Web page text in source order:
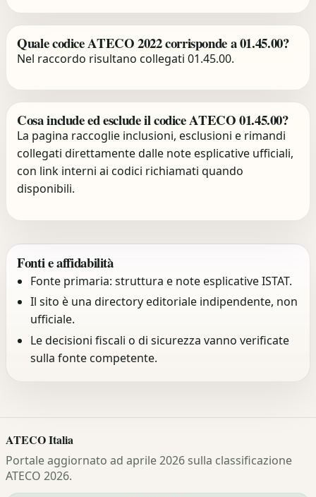
Quale codice ATECO 2022 corrisponde a 01.45.00?
Nel raccordo risultano collegati 01.45.00.
Cosa include ed esclude il codice ATECO 01.45.00?
La pagina raccoglie inclusioni, esclusioni e rimandi
collegati direttamente dalle note esplicative ufficiali,
con link interni ai codici richiamati quando
disponibili.
Fonti e affidabilità
Fonte primaria: struttura e note esplicative ISTAT.
Il sito è una directory editoriale indipendente, non
ufficiale.
Le decisioni fiscali o di sicurezza vanno verificate
sulla fonte competente.
ATECO Italia
Portale aggiornato ad aprile 2026 sulla classificazione
ATECO 2026.